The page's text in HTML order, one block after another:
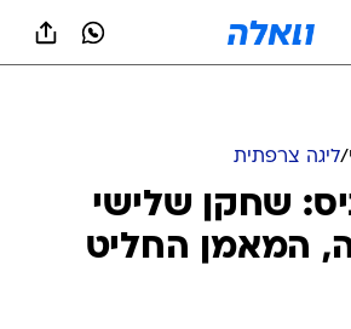
/ליגה צרפתית
שחקן שלישי
המאמן החליט